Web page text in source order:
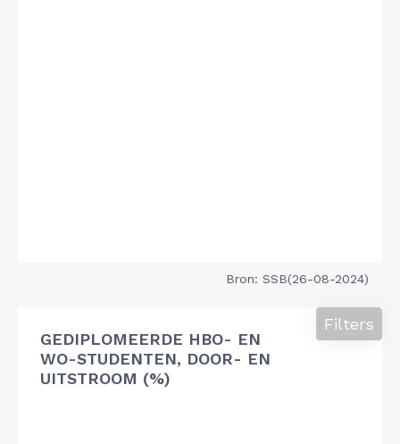
Bron: SSB(26-08-2024)
GEDIPLOMEERDE HBO- EN
WO-STUDENTEN, DOOR- EN
UITSTROOM (%)
Filters